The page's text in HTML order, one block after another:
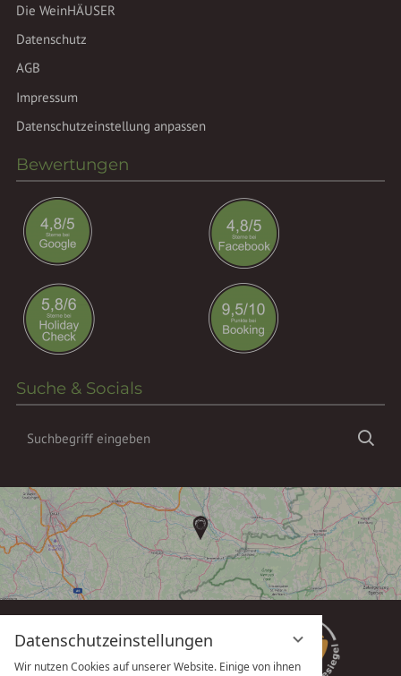
Datenschutzeinstellungen
Wir nutzen Cookies auf unserer Website. Einige von ihnen
Die WeinHÄUSER
Datenschutz
AGB
Impressum
Datenschutzeinstellung anpassen
Bewertungen
Suche & Socials
Suchbegriff